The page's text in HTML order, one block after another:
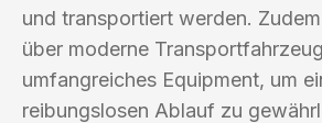
und transportiert werden.
über moderne
umfangreiches Equipment, um
reibungslosen Ablauf zu